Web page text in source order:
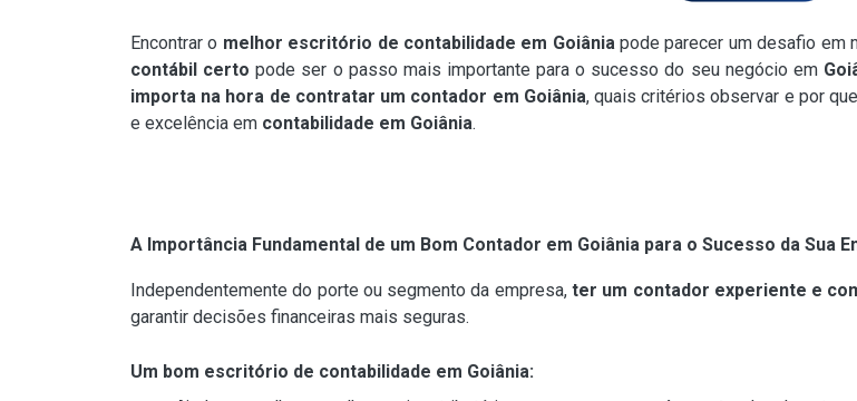
Encontrar o melhor escritório de contabilidade em Goiâniapode parecer um desafio em
contábil certo pode ser o passo mais importante para o sucesso do seu negócio em
importa na hora de contratar um contador em Goiânia, quais critérios observar e por
e excelência em contabilidade em Goiânia.
A Importância Fundamental de um Bom Contador em Goiânia para o Sucesso da Sua
Independentemente do porte ou segmento da empresa, ter um contador experiente e
garantir decisões financeiras mais seguras.
Um bom escritório de contabilidade em Goiânia: